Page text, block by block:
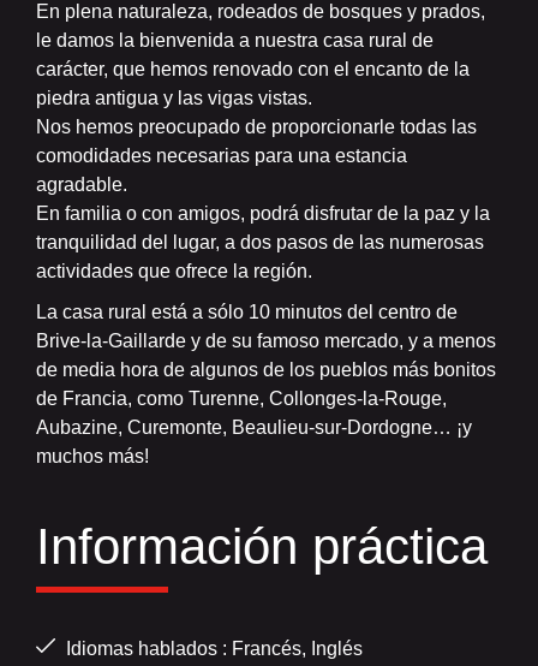
En plena naturaleza, rodeados de bosques y prados,
le damos la bienvenida a nuestra casa rural de
carácter, que hemos renovado con el encanto de la
piedra antigua y las vigas vistas.
Nos hemos preocupado de proporcionarle todas las
comodidades necesarias para una estancia
agradable.
En familia o con amigos, podrá disfrutar de la paz y la
tranquilidad del lugar, a dos pasos de las numerosas
actividades que ofrece la región.
La casa rural está a sólo 10 minutos del centro de
Brive-la-Gaillarde y de su famoso mercado, y a menos
de media hora de algunos de los pueblos más bonitos
de Francia, como Turenne, Collonges-la-Rouge,
Aubazine, Curemonte, Beaulieu-sur-Dordogne… ¡y
muchos más!
Información práctica
Idiomas hablados : Francés, Inglés